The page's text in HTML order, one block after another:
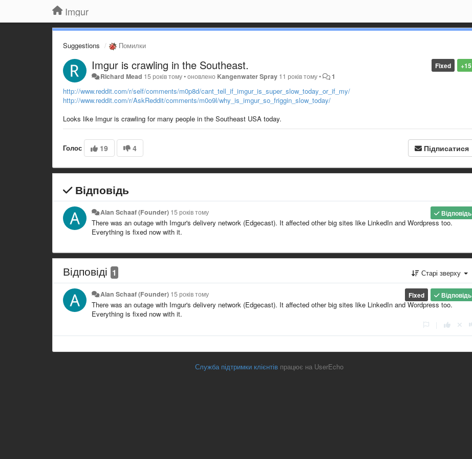
Imgur
Suggestions Помилки
+15
Fixed
Imgur is crawling in the Southeast.
Richard Mead 15 років тому•оновлено Kangenwater Spray 11 років тому• 1
http://www.reddit.com/r/self/comments/m0p8d/cant_tell_if_imgur_is_super_slow_today_or_if_my/
http://www.reddit.com/r/AskReddit/comments/m0o9l/why_is_imgur_so_friggin_slow_today/
Looks like Imgur is crawling for many people in the Southeast USA today.
Голос 19 4 Підписатися
Відповідь
Відповідь
Alan Schaaf (Founder) 15 років тому
There was an outage with Imgur's delivery network (Edgecast). It affected other big sites like LinkedIn and Wordpress too.
Everything is fixed now with it.
Відповіді 1 Старі зверху
Відповідь
Fixed
Alan Schaaf (Founder) 15 років тому
There was an outage with Imgur's delivery network (Edgecast). It affected other big sites like LinkedIn and Wordpress too.
Everything is fixed now with it.
Служба підтримки клієнтівпрацює на UserEcho